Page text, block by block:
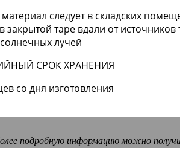
следует в складских
закрытой таре вдали от
лучей
СРОК ХРАНЕНИЯ
со дня изготовления
подробную информацию можно